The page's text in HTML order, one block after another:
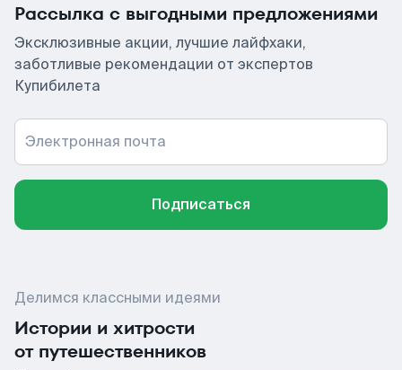
Рассылка с выгодными предложениями
Эксклюзивные акции, лучшие лайфхаки,
заботливые рекомендации от экспертов
Купибилета
Электронная почта
Подписаться
Делимся классными идеями
Истории и хитрости
от путешественников